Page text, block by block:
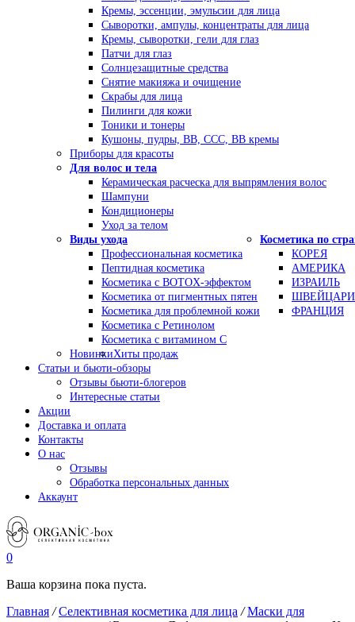
Кремы, эссенции, эмульсии для лица
Сыворотки, ампулы, концентраты для лица
Кремы, сыворотки, гели для глаз
Патчи для глаз
Солнцезащитные средства
Снятие макияжа и очищение
Скрабы для лица
Пилинги для кожи
Тоники и тонеры
Кушоны, пудры, ВВ, ССС, ВВ кремы
Приборы для красоты
Для волос и тела
Керамическая расческа для выпрямления волос
Шампуни
Кондиционеры
Уход за телом
Виды ухода
Профессиональная косметика
Пептидная косметика
Косметика с BOTOX-эффектом
Косметика от пигментных пятен
Косметика для проблемной кожи
Косметика с Ретинолом
Косметика с витамином С
Косметика по
КОРЕЯ
АМЕРИКА
ИЗРАИЛЬ
ФРАНЦИЯ
НовинкиХиты продаж
Статьи и бьюти-обзоры
Отзывы бьюти-блогеров
Интересные статьи
Акции
Доставка и оплата
Контакты
О нас
Отзывы
Обработка персональных данных
Аккаунт
0
Ваша корзина пока пуста.
Главная /Селективная косметика для лица /Маски для